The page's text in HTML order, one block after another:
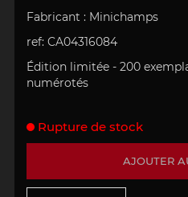
Fabricant : Minichamps
ref: CA04316084
Édition limitée - 200
numérotés
AJOUTER
Rupture de stock